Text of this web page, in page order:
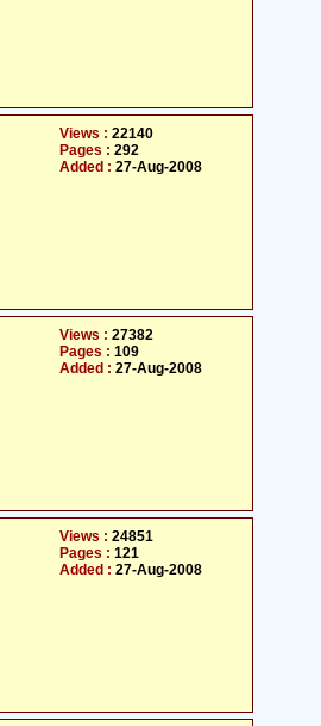
Views : 22140
Pages : 292
Added : 27-Aug-2008
Views : 27382
Pages : 109
Added : 27-Aug-2008
Views : 24851
Pages : 121
Added : 27-Aug-2008